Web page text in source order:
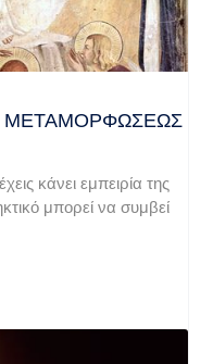
ΜΕΤΑΜΟΡΦΩΣΕΩΣ
κάνει εμπειρία της
μπορεί να συμβεί